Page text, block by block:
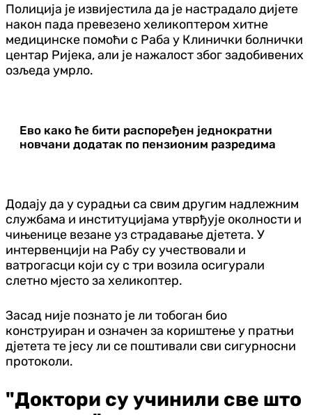
Полиција је извијестила да је настрадало дијете
након пада превезено хеликоптером хитне
медицинске помоћи с Раба у Клинички болнички
центар Ријека, али је нажалост због задобивених
озљеда умрло.
Ево како ће бити распоређен једнократни
новчани додатак по пензионим разредима
Додају да у сурадњи са свим другим надлежним
службама и институцијама утврђује околности и
чињенице везане уз страдавање дјетета. У
интервенцији на Рабу су учествовали и
ватрогасци који су с три возила осигурали
слетно мјесто за хеликоптер.
Засад није познато је ли тобоган био
конструиран и означен за кориштење у пратњи
дјетета те јесу ли се поштивали сви сигурносни
протоколи.
"Доктори су учинили све што